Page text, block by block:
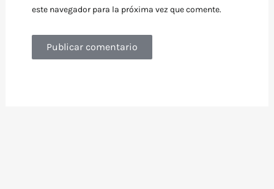
este navegador para la próxima vez que comente.